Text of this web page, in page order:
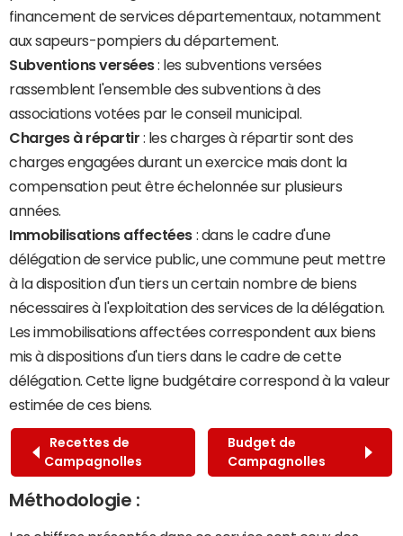
financement de services départementaux, notamment
aux sapeurs-pompiers du département.
Subventions versées: les subventions versées
rassemblent l'ensemble des subventions à des
associations votées par le conseil municipal.
Charges à répartir : les charges à répartir sont des
charges engagées durant un exercice mais dont la
compensation peut être échelonnée sur plusieurs
années.
Immobilisations affectées : dans le cadre d'une
délégation de service public, une commune peut mettre
à la disposition d'un tiers un certain nombre de biens
nécessaires à l'exploitation des services de la délégation.
Les immobilisations affectées correspondent aux biens
mis à dispositions d'un tiers dans le cadre de cette
délégation. Cette ligne budgétaire correspond à la valeur
estimée de ces biens.
Recettes de
Campagnolles
Budget de
Campagnolles
Méthodologie :